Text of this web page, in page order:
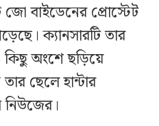
জো বাইডেনের প্রোস্টেট
ক্যানসারটি তার
অংশে ছড়িয়ে
ছেলে হান্টার
নিউজের।